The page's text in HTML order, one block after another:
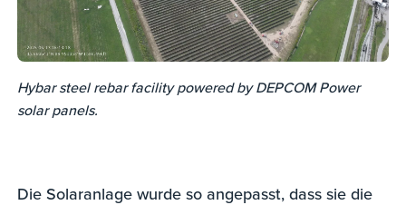
Hybar steel rebar facility powered by DEPCOM Power
solar panels.
Die Solaranlage wurde so angepasst, dass sie die